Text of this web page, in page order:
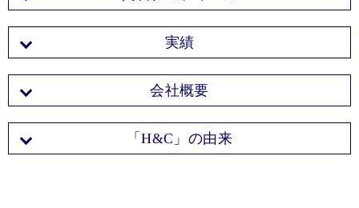
実績
会社概要
「H&C」の由来